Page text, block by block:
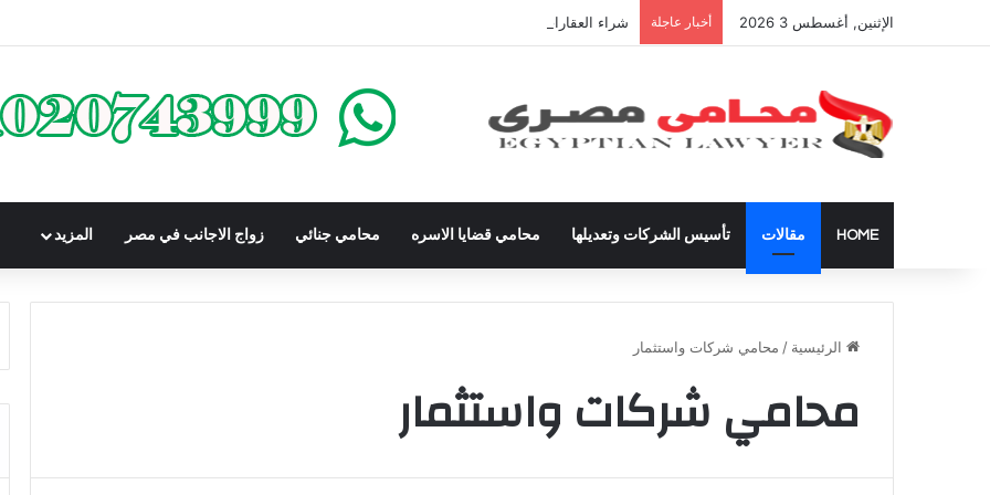
الإثنين, أغسطس 3 2026 أخبار عاجلة شراء العقارات داخل الكومباوندات تحت الإنشاء | أهم البنود التي تحمي المشتري في القانون المصري
HOME مقالات تأسيس الشركات وتعديلها محامي قضايا الاسره محامي جنائي زواج الاجانب في مصر المزيد
الرئيسية / محامي شركات واستثمار
محامي شركات واستثمار